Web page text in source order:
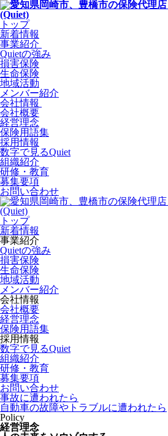
トップ
新着情報
事業紹介
Quietの強み
損害保険
生命保険
地域活動
メンバー紹介
会社情報
会社概要
経営理念
保険用語集
採用情報
数字で見るQuiet
組織紹介
研修・教育
募集要項
お問い合わせ
トップ
新着情報
事業紹介
Quietの強み
損害保険
生命保険
地域活動
メンバー紹介
会社情報
会社概要
経営理念
保険用語集
採用情報
数字で見るQuiet
組織紹介
研修・教育
募集要項
お問い合わせ
事故に遭われたら
自動車の故障やトラブルに遭われたら
Policy
経営理念